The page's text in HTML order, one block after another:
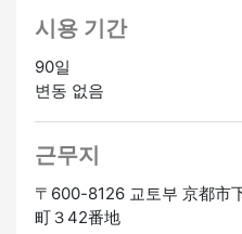
시용 기간
90일
변동 없음
근무지
〒600-8126 교토부 京都市
町３42番地